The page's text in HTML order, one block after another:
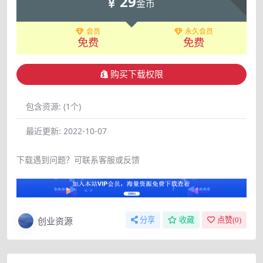
金币
会员
免费
永久会员
免费
购买下载权限
包含资源: (1个)
最近更新: 2022-10-07
下载遇到问题？可联系客服或反馈
创业资源 分享 收藏 点赞(0)